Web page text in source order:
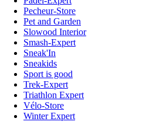
Pecheur-Store
Pet and Garden
Slowood Interior
Smash-Expert
Sneak'In
Sneakids
Sport is good
Trek-Expert
Triathlon Expert
Vélo-Store
Winter Expert